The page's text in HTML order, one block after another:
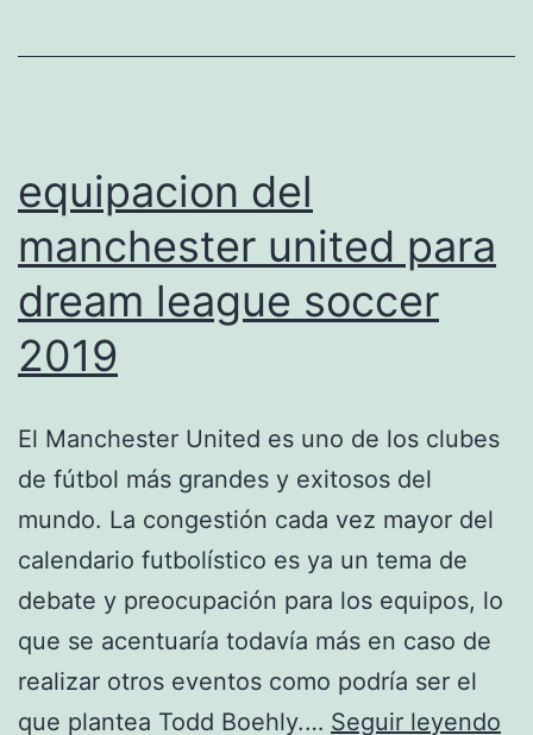
equipacion del
manchester united para
dream league soccer
2019
El Manchester United es uno de los clubes
de fútbol más grandes y exitosos del
mundo. La congestión cada vez mayor del
calendario futbolístico es ya un tema de
debate y preocupación para los equipos, lo
que se acentuaría todavía más en caso de
realizar otros eventos como podría ser el
que plantea Todd Boehly.… Seguir leyendo